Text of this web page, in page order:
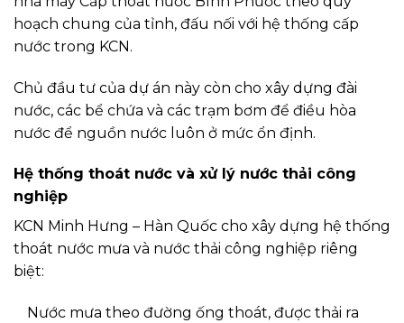
hoạch chung của tỉnh, đấu nối với hệ thống cấp
nước trong KCN.
Chủ đầu tư của dự án này còn cho xây dựng đài
nước, các bể chứa và các trạm bơm để điều hòa
nước để nguồn nước luôn ở mức ổn định.
Hệ thống thoát nước và xử lý nước thải công
nghiệp
KCN Minh Hưng – Hàn Quốc cho xây dựng hệ thống
thoát nước mưa và nước thải công nghiệp riêng
biệt:
Nước mưa theo đường ống thoát, được thải ra